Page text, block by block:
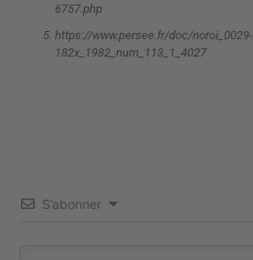
6757.php
https://www.persee.fr/doc/noroi_0029-
182x_1982_num_113_1_4027
S’abonner